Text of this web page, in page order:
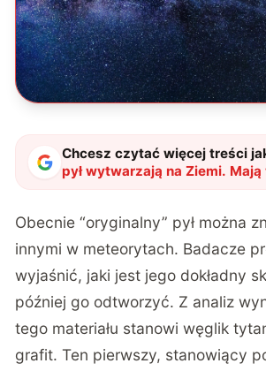
Chcesz czytać więcej treści
pył wytwarzają na Ziemi.
konkretny cel"?
Obecnie “oryginalny” pył można
innymi w meteorytach. Badacze
wyjaśnić, jaki jest jego dokładny
później go odtworzyć. Z analiz
tego materiału stanowi węglik
grafit. Ten pierwszy, stanowiący